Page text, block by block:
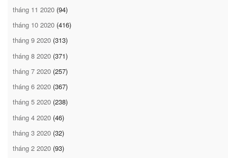
tháng 11 2020 (94)
tháng 10 2020 (416)
tháng 9 2020 (313)
tháng 8 2020 (371)
tháng 7 2020 (257)
tháng 6 2020 (367)
tháng 5 2020 (238)
tháng 4 2020 (46)
tháng 3 2020 (32)
tháng 2 2020 (93)